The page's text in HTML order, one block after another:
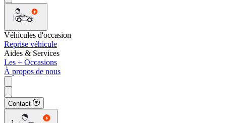
Véhicules d'occasion
Reprise véhicule
Aides & Services
Les + Occasions
À propos de nous
Contact